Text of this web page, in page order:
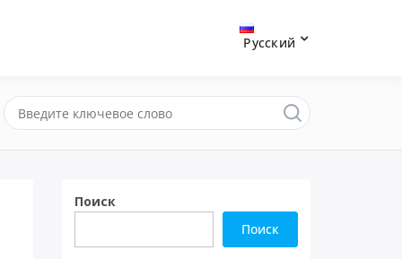
Русский
Поиск
Поиск